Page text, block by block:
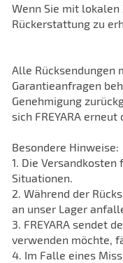
Wenn Sie mit lokalen
Rückerstattung zu
Alle Rücksendungen
Garantieanfragen
Genehmigung
sich FREYARA
Besondere Hinweise:
1. Die
Situationen.
2. Während der
an unser Lager
3. FREYARA sendet
verwenden möchte,
4. Im Falle eines